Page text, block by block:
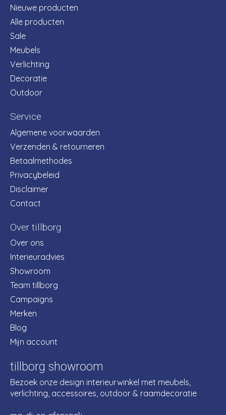
Nieuwe producten
Alle producten
Sale
Meubels
Verlichting
Decoratie
Outdoor
Service
Algemene voorwaarden
Verzenden & retourneren
Betaalmethodes
Privacybeleid
Disclaimer
Contact
Over tillborg
Over ons
Interieuradvies
Showroom
Team tillborg
Campaigns
Merken
Blog
Mijn account
tillborg showroom
Bezoek onze design interieurwinkel met meubels,
verlichting, accessoires, outdoor & raamdecoratie